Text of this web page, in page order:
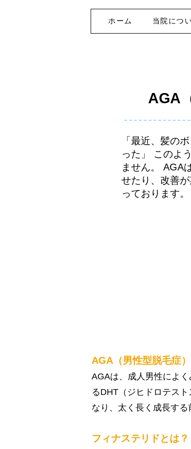
ホーム 当院につ
AGA
「最近、髪の
った」 このよ
ません。 AGA
せたり、改善
っております。
AGA（男性型脱毛症
AGAは、成人男性によ
るDHT（ジヒドロテス
なり、太く長く成長する
フィナステリドとは